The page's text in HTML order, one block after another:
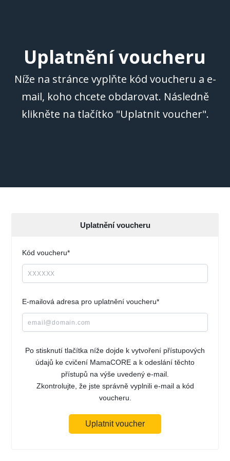
Uplatnění voucheru
Níže na stránce vyplňte kód voucheru a e-
mail, koho chcete obdarovat. Následně
klikněte na tlačítko "Uplatnit voucher".
Uplatnění voucheru
Kód voucheru*
E-mailová adresa pro uplatnění voucheru*
Po stisknutí tlačítka níže dojde k vytvoření přístupových
údajů ke cvičení MamaCORE a k odeslání těchto
přístupů na výše uvedený e-mail.
Zkontrolujte, že jste správně vyplnili e-mail a kód
voucheru.
Uplatnit voucher